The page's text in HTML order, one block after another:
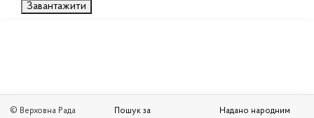
Завантажити
© Верховна Рада
Пошук за
Надано народним